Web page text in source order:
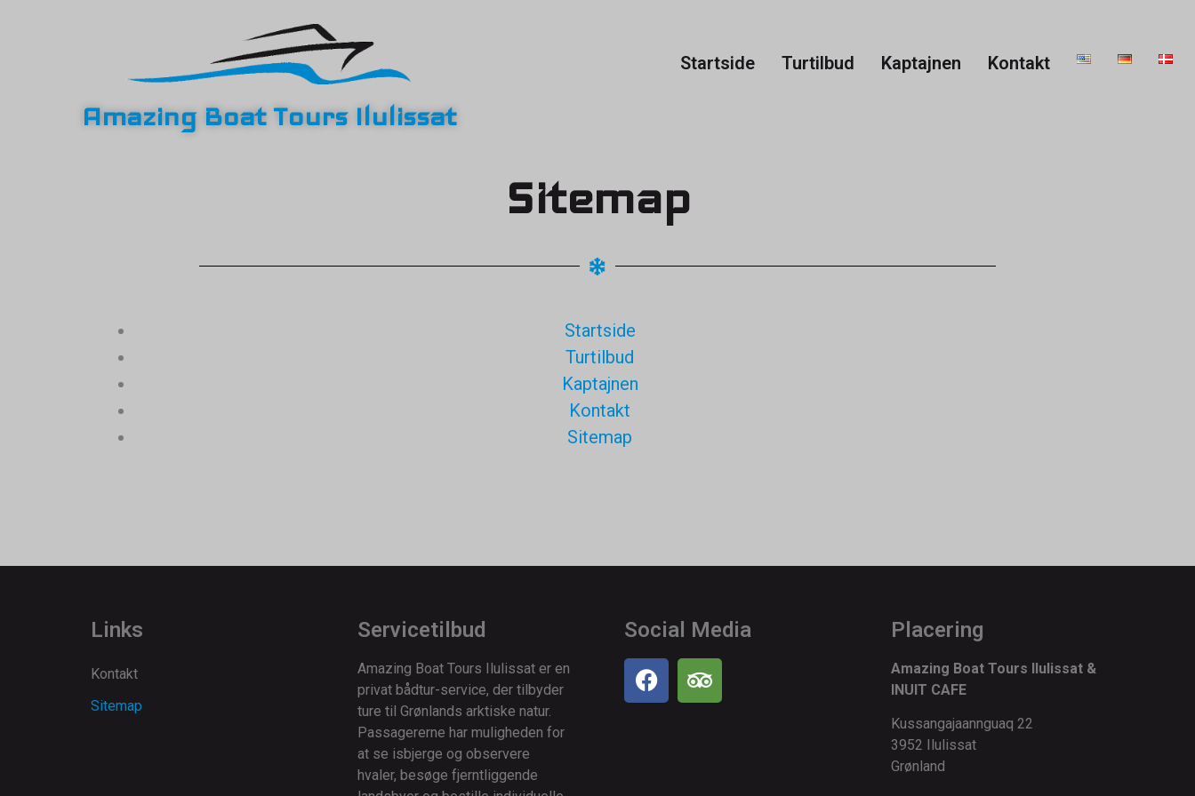
Amazing Boat Tours Ilulissat
Startside Turtilbud Kaptajnen Kontakt
Sitemap
Startside
Turtilbud
Kaptajnen
Kontakt
Sitemap
Links
Kontakt
Sitemap
Servicetilbud
Amazing Boat Tours Ilulissat er en
privat bådtur-service, der tilbyder
ture til Grønlands arktiske natur.
Passagererne har muligheden for
at se isbjerge og observere
hvaler, besøge fjerntliggende
Social Media Placering
Amazing Boat Tours Ilulissat &
INUIT CAFE
Kussangajaannguaq 22
3952 Ilulissat
Grønland